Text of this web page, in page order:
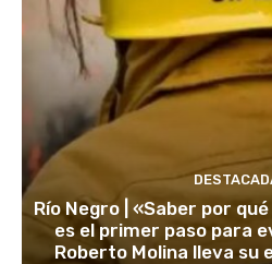
Río Negro | «Saber por
es el primer paso para
Roberto Molina lleva su